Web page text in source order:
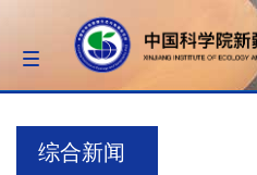
Toggle
navigation
综合新闻